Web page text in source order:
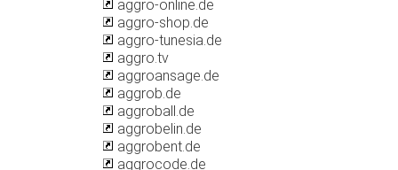
aggro-online.de
aggro-shop.de
aggro-tunesia.de
aggro.tv
aggroansage.de
aggrob.de
aggroball.de
aggrobelin.de
aggrobent.de
aggrocode.de